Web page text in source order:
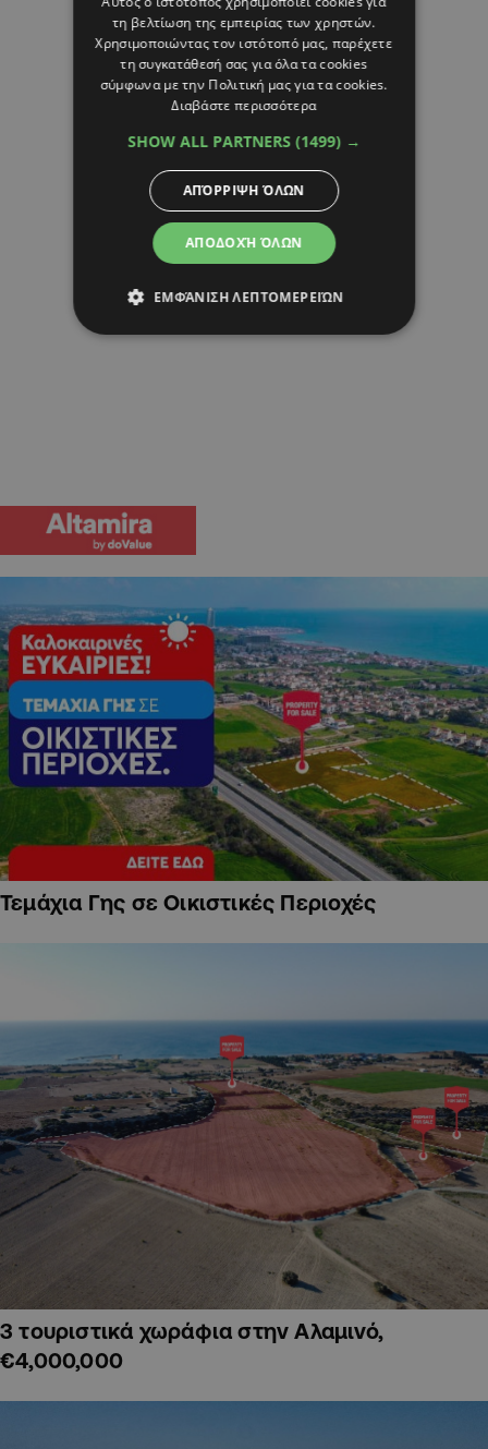
Τεμάχια Γης σε Οικιστικές Περιοχές
3 τουριστικά χωράφια στην Αλαμινό,
€4,000,000
τη βελτίωση της εμπειρίας των χρηστών.
Χρησιμοποιώντας τον ιστότοπό μας, παρέχετε
τη συγκατάθεσή σας για όλα τα cookies
σύμφωνα με την Πολιτική μας για τα cookies.
Διαβάστε περισσότερα
SHOW ALL PARTNERS (1499) →
ΑΠΟΔΟΧΉ ΌΛΩΝ
ΑΠΌΡΡΙΨΗ ΌΛΩΝ
ΕΜΦΆΝΙΣΗ ΛΕΠΤΟΜΕΡΕΙΏΝ